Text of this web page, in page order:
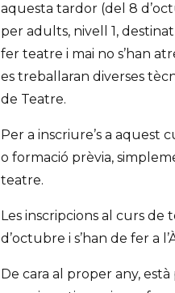
aquesta tardor (del 8
per adults, nivell 1,
fer teatre i mai no s’han
es treballaran diverses
de Teatre.
Per a inscriure’s a
o formació prèvia,
teatre.
Les inscripcions al curs
d’octubre i s’han de fer a
De cara al proper any,